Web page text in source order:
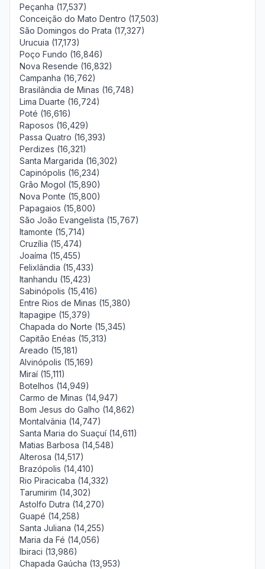
Peçanha (17,537)
Conceição do Mato Dentro (17,503)
São Domingos do Prata (17,327)
Urucuia (17,173)
Poço Fundo (16,846)
Nova Resende (16,832)
Campanha (16,762)
Brasilândia de Minas (16,748)
Lima Duarte (16,724)
Poté (16,616)
Raposos (16,429)
Passa Quatro (16,393)
Perdizes (16,321)
Santa Margarida (16,302)
Capinópolis (16,234)
Grão Mogol (15,890)
Nova Ponte (15,800)
Papagaios (15,800)
São João Evangelista (15,767)
Itamonte (15,714)
Cruzília (15,474)
Joaíma (15,455)
Felixlândia (15,433)
Itanhandu (15,423)
Sabinópolis (15,416)
Entre Rios de Minas (15,380)
Itapagipe (15,379)
Chapada do Norte (15,345)
Capitão Enéas (15,313)
Areado (15,181)
Alvinópolis (15,169)
Miraí (15,111)
Botelhos (14,949)
Carmo de Minas (14,947)
Bom Jesus do Galho (14,862)
Montalvânia (14,747)
Santa Maria do Suaçuí (14,611)
Matias Barbosa (14,548)
Alterosa (14,517)
Brazópolis (14,410)
Rio Piracicaba (14,332)
Tarumirim (14,302)
Astolfo Dutra (14,270)
Guapé (14,258)
Santa Juliana (14,255)
Maria da Fé (14,056)
Ibiraci (13,986)
Chapada Gaúcha (13,953)